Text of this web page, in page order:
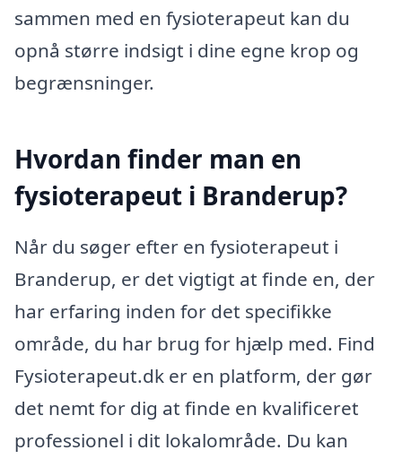
sammen med en fysioterapeut kan du
opnå større indsigt i dine egne krop og
begrænsninger.
Hvordan finder man en
fysioterapeut i Branderup?
Når du søger efter en fysioterapeut i
Branderup, er det vigtigt at finde en, der
har erfaring inden for det specifikke
område, du har brug for hjælp med. Find
Fysioterapeut.dk er en platform, der gør
det nemt for dig at finde en kvalificeret
professionel i dit lokalområde. Du kan